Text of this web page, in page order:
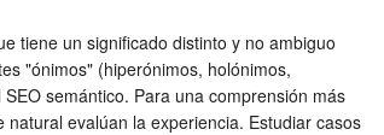
tiene un significado distinto y no ambiguo
"ónimos" (hiperónimos, holónimos,
semántico. Para una comprensión más
evalúan la experiencia. Estudiar casos